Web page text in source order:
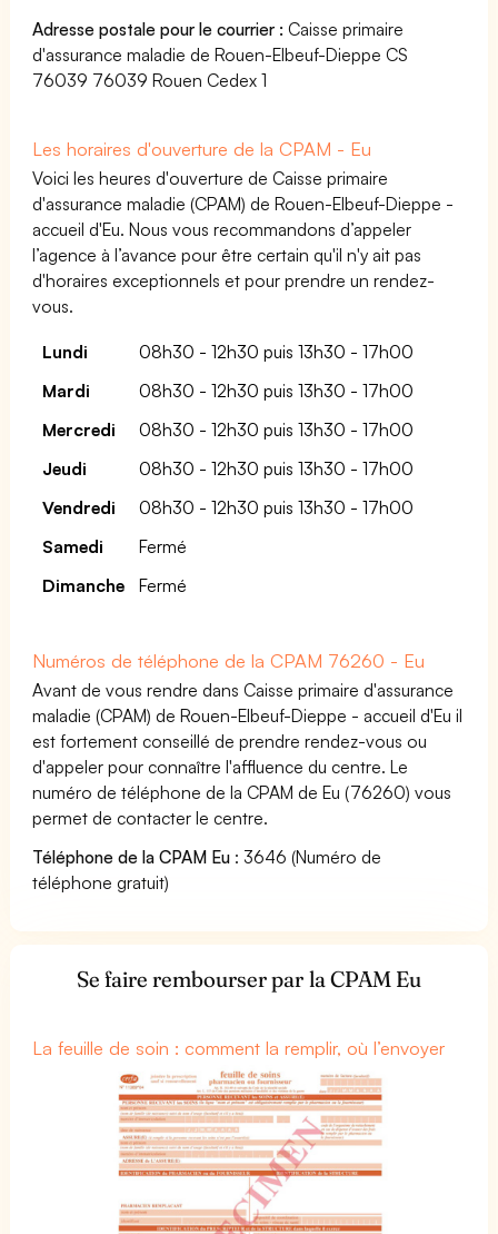
Adresse postale pour le courrier : Caisse primaire
d'assurance maladie de Rouen-Elbeuf-Dieppe CS
76039 76039 Rouen Cedex 1
Les horaires d'ouverture de la CPAM - Eu
Voici les heures d'ouverture de Caisse primaire
d'assurance maladie (CPAM) de Rouen-Elbeuf-Dieppe -
accueil d'Eu. Nous vous recommandons d’appeler
l’agence à l’avance pour être certain qu'il n'y ait pas
d'horaires exceptionnels et pour prendre un rendez-
vous.
Lundi
08h30 - 12h30 puis 13h30 - 17h00
Mardi
08h30 - 12h30 puis 13h30 - 17h00
Mercredi
08h30 - 12h30 puis 13h30 - 17h00
Jeudi
08h30 - 12h30 puis 13h30 - 17h00
Vendredi
08h30 - 12h30 puis 13h30 - 17h00
Samedi
Fermé
Dimanche
Fermé
Numéros de téléphone de la CPAM 76260 - Eu
Avant de vous rendre dans Caisse primaire d'assurance
maladie (CPAM) de Rouen-Elbeuf-Dieppe - accueil d'Eu il
est fortement conseillé de prendre rendez-vous ou
d'appeler pour connaître l'affluence du centre. Le
numéro de téléphone de la CPAM de Eu (76260) vous
permet de contacter le centre.
Téléphone de la CPAM Eu : 3646 (Numéro de
téléphone gratuit)
Se faire rembourser par la CPAM Eu
La feuille de soin : comment la remplir, où l’envoyer